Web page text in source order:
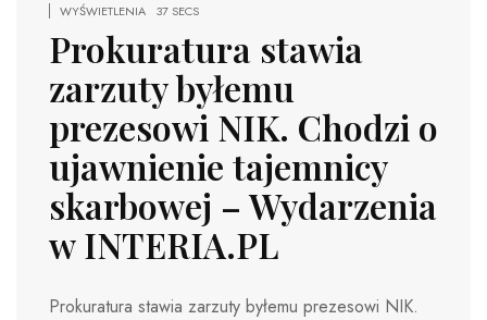
WYŚWIETLENIA
37 SECS
Prokuratura stawia
zarzuty byłemu
prezesowi NIK. Chodzi o
ujawnienie tajemnicy
skarbowej – Wydarzenia
w INTERIA.PL
Prokuratura stawia zarzuty byłemu prezesowi NIK.